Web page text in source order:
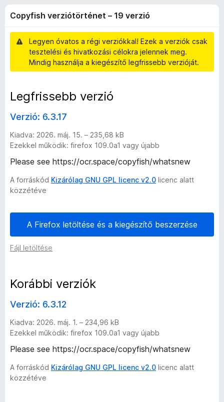
g
é
s
z
í
ő
s
h
v
e
r
z
i
ó
t
ö
r
é
n
e
t
t
e
l
é
4
1
/
5
Copyfish verziótörténet – 19 verzió
Legyen óvatos a régi verziókkal! Ezek a verziók csak
tesztelési és hivatkozási célokra jelennek meg.
Mindig használja a kiegészítő legfrissebb verzióját.
Legfrissebb verzió
Verzió: 6.3.17
Kiadva: 2026. máj. 15. – 235,68 kB
Ezekkel működik: firefox 109.0a1 vagy újabb
Please see https://ocr.space/copyfish/whatsnew
A forráskód Kizárólag GNU GPL licenc v2.0 licenc alatt
közzétéve
A Firefox letöltése és a kiegészítő beszerzése
Fájl letöltése
Korábbi verziók
Verzió: 6.3.12
Kiadva: 2026. máj. 1. – 234,96 kB
Ezekkel működik: firefox 109.0a1 vagy újabb
Please see https://ocr.space/copyfish/whatsnew
A forráskód Kizárólag GNU GPL licenc v2.0 licenc alatt
közzétéve